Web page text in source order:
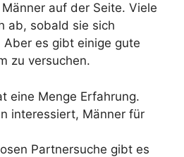
auf der Seite. Viele
ab, sobald sie sich
es gibt einige gute
zu versuchen.
eine Menge Erfahrung.
interessiert, Männer für
Partnersuche gibt es